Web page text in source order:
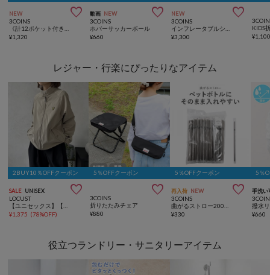
NEW 
3COINS
¥1,320
動画 NEW 
3COINS
ホバーサッカーボール
¥660
NEW 
3COINS
¥3,300 ¥
レジャー・行楽にぴったりなアイテム
2BUY10％OFFクーポン
SALE UNISEX 
LOCUST
¥1,375 (78%OFF)
5％OFFクーポン

3COINS
折りたたみチェア
¥880
5％OFFクーポン
再入荷 NEW 
3COINS
¥330
5％
手洗い
撥水
¥660
役立つランドリー・サニタリーアイテム